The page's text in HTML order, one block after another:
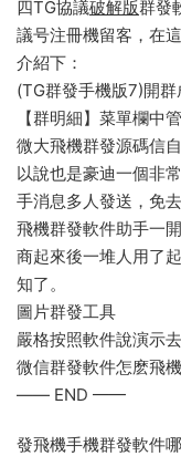
四TG協議破解版群發
議号注冊機留客，在
介紹下：
(TG群發手機版7)開
【群明細】菜單欄中
微大飛機群發源碼信
以說也是豪迪一個非
手消息多人發送，免
飛機群發軟件助手一
商起來後一堆人用了
知了。
圖片群發工具
嚴格按照軟件說演示
微信群發軟件怎麽飛
—— END ——
發飛機手機群發軟件